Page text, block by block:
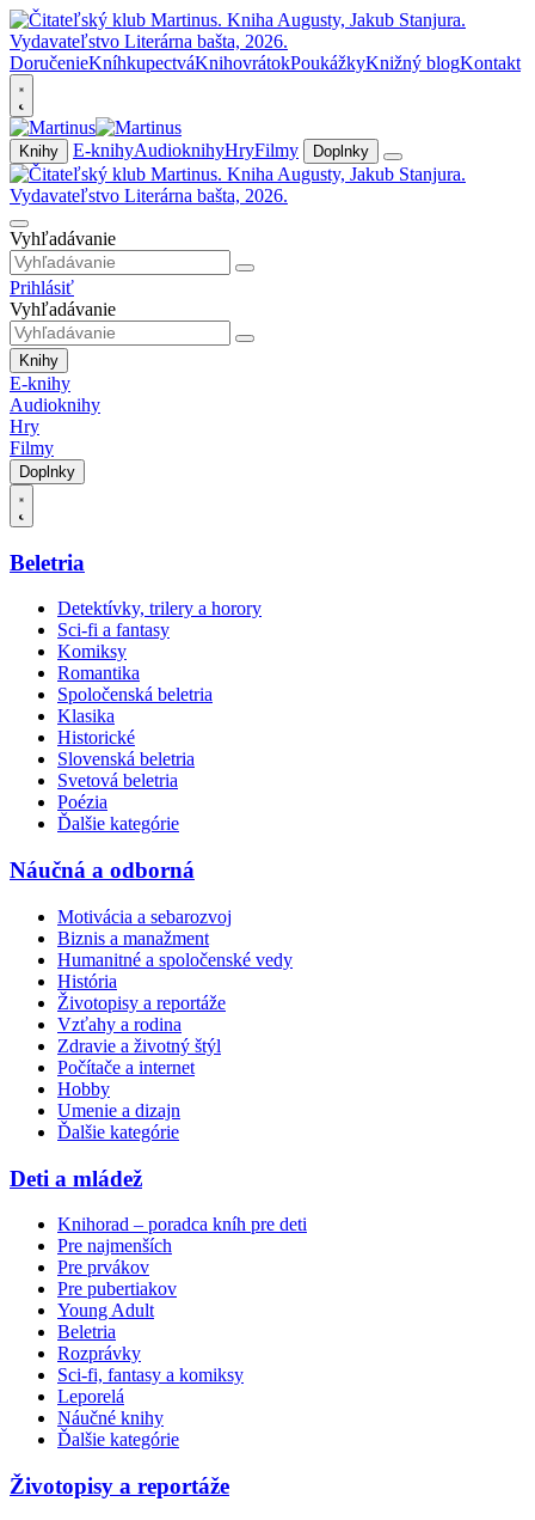
DoručenieKníhkupectváKnihovrátokPoukážkyKnižný blogKontakt
Knihy E-knihyAudioknihyHryFilmy Doplnky
Vyhľadávanie
Prihlásiť
Vyhľadávanie
Knihy
E-knihy
Audioknihy
Hry
Filmy
Doplnky
Beletria
Detektívky, trilery a horory
Sci-fi a fantasy
Komiksy
Romantika
Spoločenská beletria
Klasika
Historické
Slovenská beletria
Svetová beletria
Poézia
Ďalšie kategórie
Náučná a odborná
Motivácia a sebarozvoj
Biznis a manažment
Humanitné a spoločenské vedy
História
Životopisy a reportáže
Vzťahy a rodina
Zdravie a životný štýl
Počítače a internet
Hobby
Umenie a dizajn
Ďalšie kategórie
Deti a mládež
Knihorad – poradca kníh pre deti
Pre najmenších
Pre prvákov
Pre pubertiakov
Young Adult
Beletria
Rozprávky
Sci-fi, fantasy a komiksy
Leporelá
Náučné knihy
Ďalšie kategórie
Životopisy a reportáže